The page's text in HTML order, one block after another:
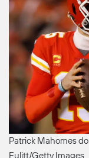
Patrick Mahomes
Eulitt/Getty Images